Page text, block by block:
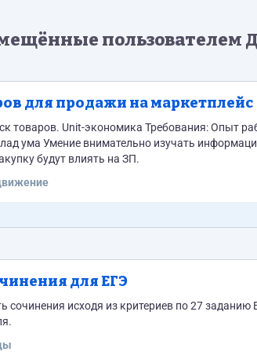
пользователем
для продажи на маркетплейс
товаров. Unit-экономика Требования: Опыт
ума Умение внимательно изучать
будут влиять на ЗП.
для ЕГЭ
сочинения исходя из критериев по 27